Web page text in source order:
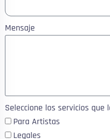
Mensaje
Seleccione los servicios que
Para Artistas
Legales